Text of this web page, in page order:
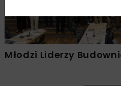
Młodzi Liderzy